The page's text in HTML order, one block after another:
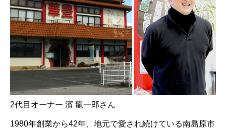
2代目オーナー 濱 龍一郎さん
1980年創業から42年、地元で愛され続けている南島原市